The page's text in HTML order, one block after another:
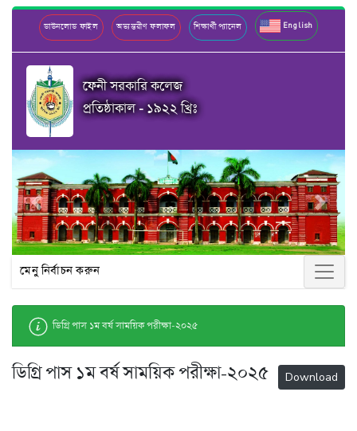
ডাউনলোড ফাইল অভ্যন্তরীণ ফলাফল শিক্ষার্থী প্যানেল English
ফেনী সরকারি কলেজ
প্রতিষ্ঠাকাল - ১৯২২ খ্রিঃ
Previous Next
মেনু নির্বাচন করুন
ডিগ্রি পাস ১ম বর্ষ সাময়িক পরীক্ষা-২০২৫
ডিগ্রি পাস ১ম বর্ষ সাময়িক পরীক্ষা-২০২৫ Download